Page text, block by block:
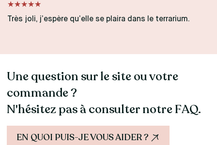
Très joli, j’espère qu’elle se plaira dans le terrarium.
Une question sur le site ou votre
commande ?
N'hésitez pas à consulter notre FAQ.
EN QUOI PUIS-JE VOUS AIDER ?